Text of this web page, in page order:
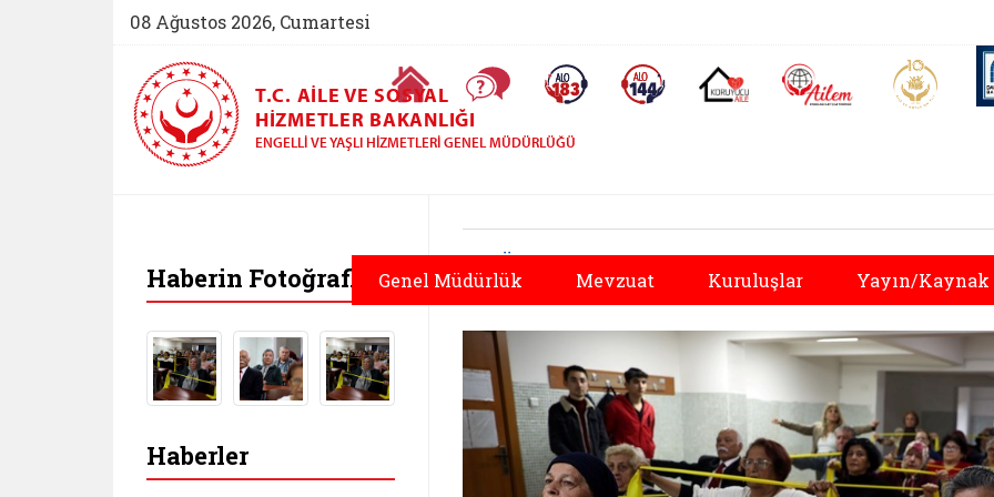
08 Ağustos 2026, Cumartesi
Ana Sayfa Sıkça Sorulan SorularAlo 183 (yeni sekmede açılır)Alo 144 (yeni sekmede açılır)Koruyucu Aile (yeni sekmede açılır)
AİLEM İletişim Aile ve
T.C. AILE VE SOSYAL
HIZMETLER BAKANLIĞI
ENGELLI VE YAŞLI HIZMETLERI GENEL MÜDÜRLÜĞÜ
Genel Müdürlük Mevzuat Kuruluşlar Yayın/Kaynak
Önceki
Haberin Fotoğrafları
Haberler